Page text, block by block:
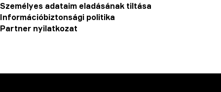
Személyes adataim eladásának tiltása
Információbiztonsági politika
Partner nyilatkozat